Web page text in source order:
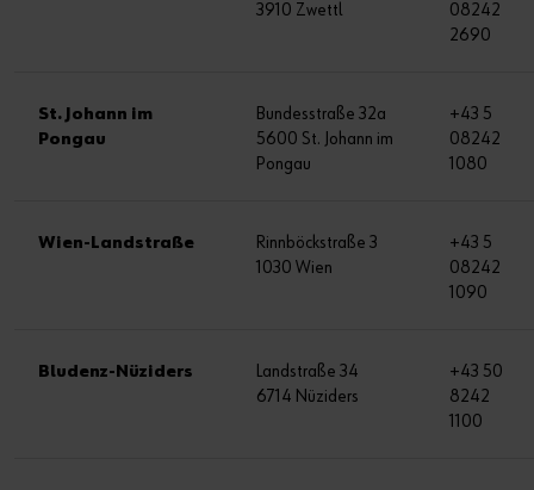
3910 Zwettl
08242
2690
St. Johann im
Pongau
Bundesstraße 32a
5600 St. Johann im
Pongau
+43 5
08242
1080
Wien-Landstraße
Rinnböckstraße 3
1030 Wien
+43 5
08242
1090
Bludenz-Nüziders
Landstraße 34
6714 Nüziders
+43 50
8242
1100